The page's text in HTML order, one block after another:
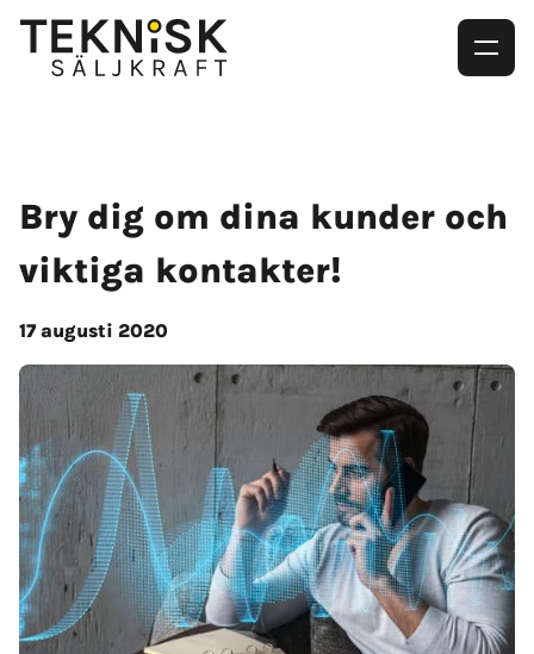
Bry dig om dina kunder och
viktiga kontakter!
17 augusti 2020